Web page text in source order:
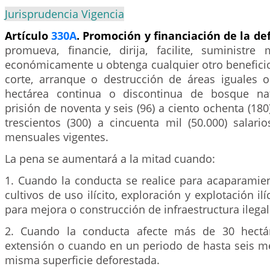
Jurisprudencia Vigencia
Artículo330A. Promoción y financiación de la
promueva, financie, dirija, facilite, suministre
económicamente u obtenga cualquier otro
corte, arranque o destrucción de áreas iguales
hectárea continua o discontinua de bosque
prisión de noventa y seis (96) a ciento ochenta
trescientos (300) a cincuenta mil (50.000)
mensuales vigentes.
La pena se aumentará a la mitad cuando:
1. Cuando la conducta se realice para
cultivos de uso ilícito, exploración y explotación
para mejora o construcción de infraestructura
2. Cuando la conducta afecte más de 30
extensión o cuando en un periodo de hasta seis
misma superficie deforestada.